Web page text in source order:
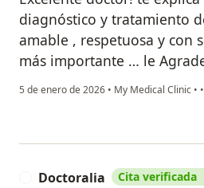
diagnóstico y tratamiento
amable , respetuosa y con
más importante … le
5 de enero de 2026 • My Medical Clinic • •
Doctoralia Cita verificada